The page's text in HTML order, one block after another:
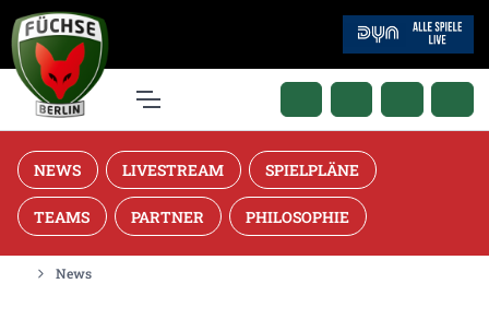
NEWS LIVESTREAM SPIELPLÄNE
TEAMS PARTNER PHILOSOPHIE
News